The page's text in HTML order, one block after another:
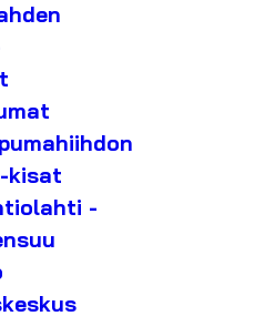
kisat
-